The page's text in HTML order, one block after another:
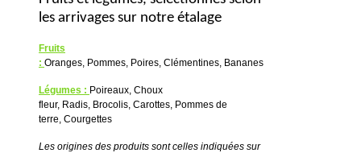
les arrivages sur notre étalage
Fruits
: Oranges, Pommes, Poires, Clémentines, Bananes
Légumes : Poireaux, Choux
fleur, Radis, Brocolis, Carottes, Pommes de
terre, Courgettes
Les origines des produits sont celles indiquées sur